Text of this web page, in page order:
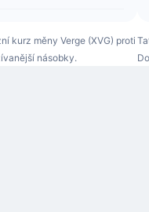
kurz měny Verge (XVG) proti
násobky.